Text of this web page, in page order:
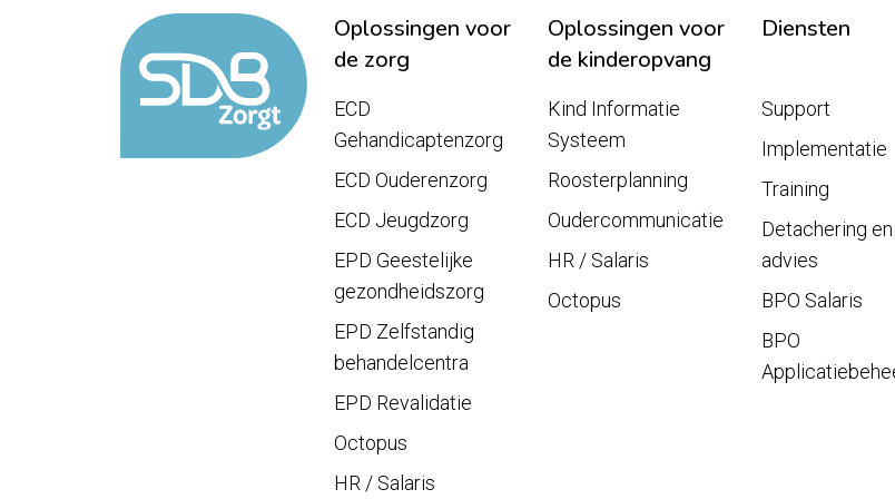
Oplossingen voor
de zorg
Oplossingen voor
de kinderopvang
Diensten
ECD
Gehandicaptenzorg
ECD Ouderenzorg
ECD Jeugdzorg
EPD Geestelijke
gezondheidszorg
EPD Zelfstandig
behandelcentra
EPD Revalidatie
Octopus
HR / Salaris
Kind Informatie
Systeem
Roosterplanning
Oudercommunicatie
HR / Salaris
Octopus
Support
Implementatie
Training
Detachering en
advies
BPO Salaris
BPO